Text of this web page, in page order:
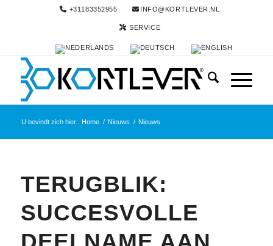
+31183352955 INFO@KORTLEVER.NL
SERVICE
U bevindt zich hier: Home / Nieuws / Nieuws
TERUGBLIK:
SUCCESVOLLE